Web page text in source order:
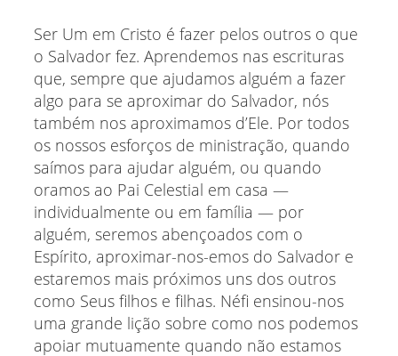
Ser Um em Cristo é fazer pelos outros o que
o Salvador fez. Aprendemos nas escrituras
que, sempre que ajudamos alguém a fazer
algo para se aproximar do Salvador, nós
também nos aproximamos d’Ele. Por todos
os nossos esforços de ministração, quando
saímos para ajudar alguém, ou quando
oramos ao Pai Celestial em casa —
individualmente ou em família — por
alguém, seremos abençoados com o
Espírito, aproximar-nos-emos do Salvador e
estaremos mais próximos uns dos outros
como Seus filhos e filhas. Néfi ensinou-nos
uma grande lição sobre como nos podemos
apoiar mutuamente quando não estamos